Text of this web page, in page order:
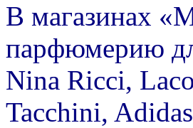
В магазинах
парфюмерию
Nina Ricci,
Tacchini,